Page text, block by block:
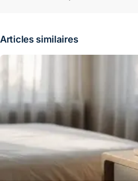
Articles similaires